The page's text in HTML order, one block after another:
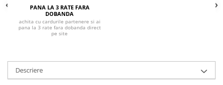
Jachete pentru sudura
Pantaloni de protectie
Pantaloni de lucru cu pieptar
Veste de lucru
PANA LA 3 RATE FARA
DOBANDA
achita cu cardurile partenere si ai
pana la 3 rate fara dobanda direct
pe site
Descriere